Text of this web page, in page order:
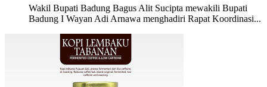
Wakil Bupati Badung Bagus Alit Sucipta mewakili Bupati
Badung I Wayan Adi Arnawa menghadiri Rapat Koordinasi...